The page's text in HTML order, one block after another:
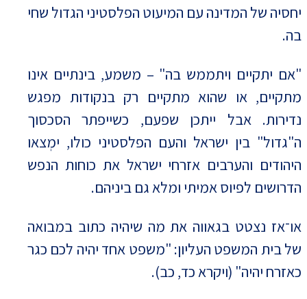
יחסיה של המדינה עם המיעוט הפלסטיני הגדול שחי
בה.
"אם יתקיים ויתממש בה" – משמע, בינתיים אינו
מתקיים, או שהוא מתקיים רק בנקודות מפגש
נדירות. אבל ייתכן שפעם, כשייפתר הסכסוך
ה"גדול" בין ישראל והעם הפלסטיני כולו, ימְצאו
היהודים והערבים אזרחי ישראל את כוחות הנפש
הדרושים לפיוס אמיתי ומלא גם ביניהם.
או־אז נצטט בגאווה את מה שיהיה כתוב במבואה
של בית המשפט העליון: "משפט אחד יהיה לכם כגר
כאזרח יהיה" (ויקרא כד, כב).